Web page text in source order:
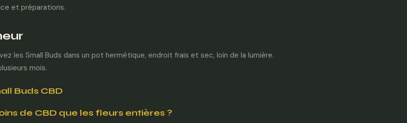
et préparations.
les Small Buds dans un pot hermétique, endroit frais et sec, loin de la lumière.
mois.
Buds CBD
de CBD que les fleurs entières ?